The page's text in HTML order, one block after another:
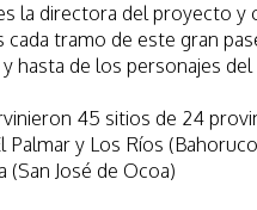
la directora del proyecto
cada tramo de este gran
hasta de los personajes
45 sitios de 24
y Los Ríos
(San José de Ocoa)